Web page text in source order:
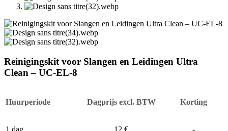
Reinigingskit voor Slangen en Leidingen Ultra
Clean – UC‑EL‑8
Huurperiode Dagprijs excl. BTW Korting
1 dag 12 € -